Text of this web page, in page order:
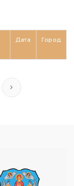
Дата Город